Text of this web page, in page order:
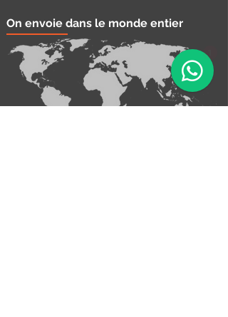
On envoie dans le monde entier